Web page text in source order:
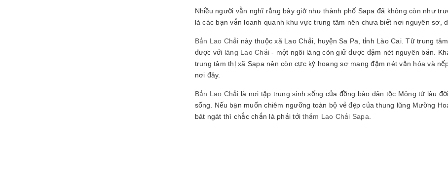
Nhiều người vẫn nghĩ rằng bây giờ như thành phố Sapa đã không còn như
là các bạn vẫn loanh quanh khu vực trung tâm nên chưa biết nơi nguyên sơ,
Bản Lao Chải này thuộc xã Lao Chải, huyện Sa Pa, tỉnh Lào Cai. Từ trung
được với làng Lao Chải - một ngôi làng còn giữ được đậm nét nguyên bản.
trung tâm thị xã Sapa nên còn cực kỳ hoang sơ mang đậm nét văn hóa và
nơi đây.
Bản Lao Chải là nơi tập trung sinh sống của đồng bào dân tộc Mông từ lâu
sống. Nếu bạn muốn chiêm ngưỡng toàn bộ vẻ đẹp của thung lũng Mường
bát ngát thì chắc chắn là phải tớithăm Lao Chải Sapa.